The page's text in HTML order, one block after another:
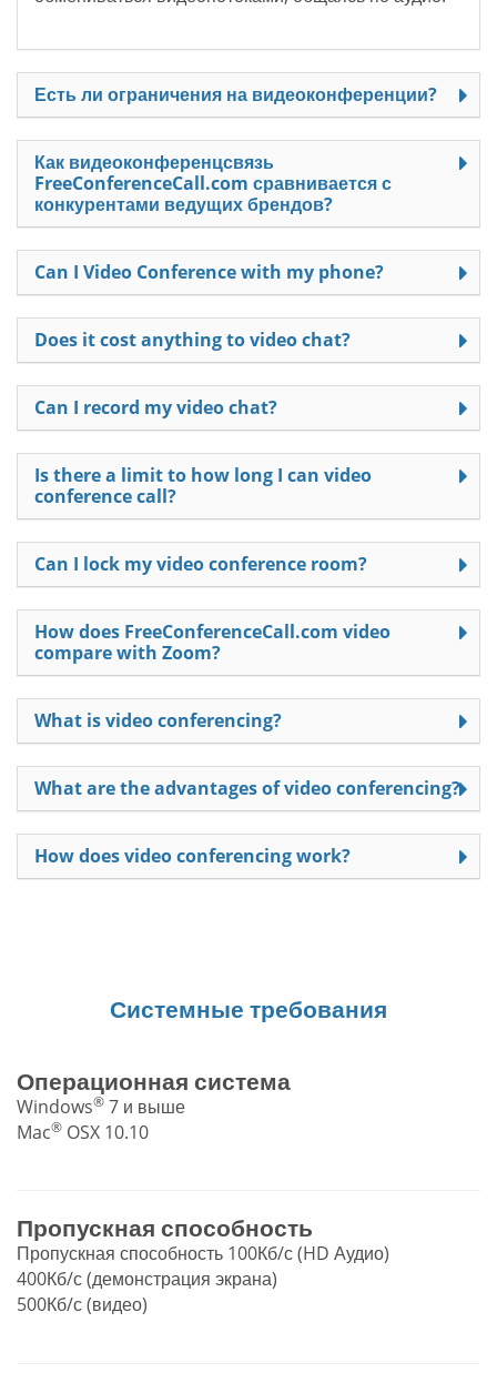
Есть ли ограничения на видеоконференции?
Как видеоконференцсвязь
FreeConferenceCall.com сравнивается с
конкурентами ведущих брендов?
Can I Video Conference with my phone?
Does it cost anything to video chat?
Can I record my video chat?
Is there a limit to how long I can video
conference call?
Can I lock my video conference room?
How does FreeConferenceCall.com video
compare with Zoom?
What is video conferencing?
What are the advantages of video conferencing?
How does video conferencing work?
Системные требования
Операционная система
Windows® 7 и выше
Mac® OSX 10.10
Пропускная способность
Пропускная способность 100Кб/с (HD Аудио)
400Кб/с (демонстрация экрана)
500Кб/с (видео)